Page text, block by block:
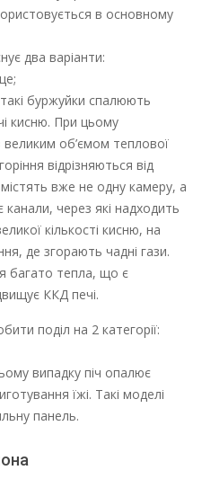
в основному
два варіанти:
буржуйки спалюють
кисню. При цьому
великим об’ємом теплової
відрізняються від
вже не одну камеру, а
канали, через які надходить
кількості кисню, на
де згорають чадні гази.
багато тепла, що є
ККД печі.
поділ на 2 категорії:
випадку піч опалює
їжі. Такі моделі
панель.